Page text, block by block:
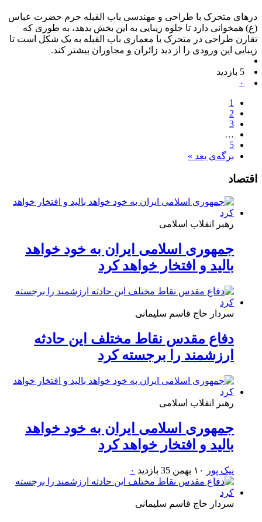
درهای متحرک با طراحی و مهندسی باب القبله حرم حضرت عباس
(ع) همخوانی دارد تا جلوه زیبایی به این بخش بدهد، به طوری که
تقارن طراحی در متحرک با معماری باب القبله به یک شکل است تا
زیبایی این ورودی را از دید زائران و مجاوران بیشتر کند.
5 بازدید
۰
1
2
3
…
5
برگه‌ی بعد »
اقتصاد
رهبر انقلاب اسلامی
جمهوری اسلامی ایران به خود خواهد
بالید و افتخار خواهد کرد
سردار حاج قاسم سلیمانی
دفاع مقدس نقاط مختلف این حادثه
ارزشمند را برجسته کرد
رهبر انقلاب اسلامی
جمهوری اسلامی ایران به خود خواهد
بالید و افتخار خواهد کرد
نیک پور ۰
سردار حاج قاسم سلیمانی